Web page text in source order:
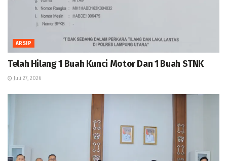
ARSIP
Telah Hilang 1 Buah Kunci Motor Dan 1 Buah STNK
Juli 27, 2026